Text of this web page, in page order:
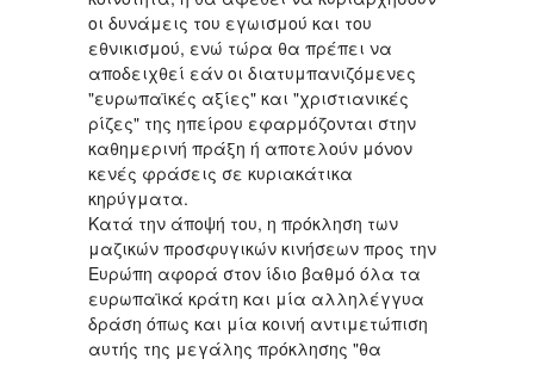
οι δυνάμεις του εγωισμού και του
εθνικισμού, ενώ τώρα θα πρέπει να
αποδειχθεί εάν οι διατυμπανιζόμενες
"ευρωπαϊκές αξίες" και "χριστιανικές
ρίζες" της ηπείρου εφαρμόζονται στην
καθημερινή πράξη ή αποτελούν μόνον
κενές φράσεις σε κυριακάτικα
κηρύγματα.
Κατά την άποψή του, η πρόκληση των
μαζικών προσφυγικών κινήσεων προς την
Ευρώπη αφορά στον ίδιο βαθμό όλα τα
ευρωπαϊκά κράτη και μία αλληλέγγυα
δράση όπως και μία κοινή αντιμετώπιση
αυτής της μεγάλης πρόκλησης "θα